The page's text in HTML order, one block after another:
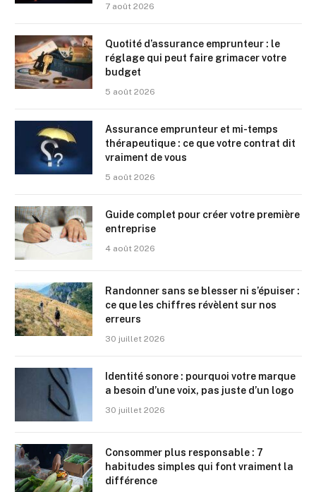
7 août 2026
Quotité d’assurance emprunteur : le
réglage qui peut faire grimacer votre
budget
5 août 2026
Assurance emprunteur et mi-temps
thérapeutique : ce que votre contrat dit
vraiment de vous
5 août 2026
Guide complet pour créer votre première
entreprise
4 août 2026
Randonner sans se blesser ni s’épuiser :
ce que les chiffres révèlent sur nos
erreurs
30 juillet 2026
Identité sonore : pourquoi votre marque
a besoin d’une voix, pas juste d’un logo
30 juillet 2026
Consommer plus responsable : 7
habitudes simples qui font vraiment la
différence